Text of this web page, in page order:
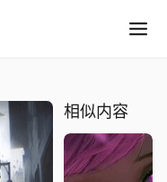
相似内容